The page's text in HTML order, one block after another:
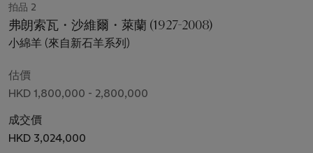
拍品 2
弗朗索瓦・沙維爾・萊蘭 (1927-2008)
小綿羊 (來自新石羊系列)
估價
HKD 1,800,000 - 2,800,000
成交價
HKD 3,024,000